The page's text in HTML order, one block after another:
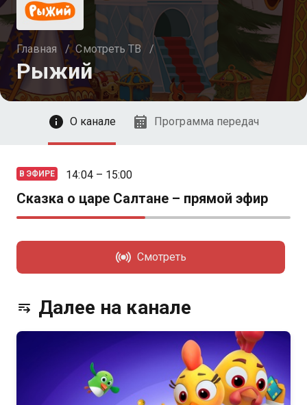
Главная / Смотреть ТВ /
Рыжий Смотреть
О канале Программа передач
В ЭФИРЕ 14:04 – 15:00
Сказка о царе Салтане – прямой эфир
Смотреть
Далее на канале